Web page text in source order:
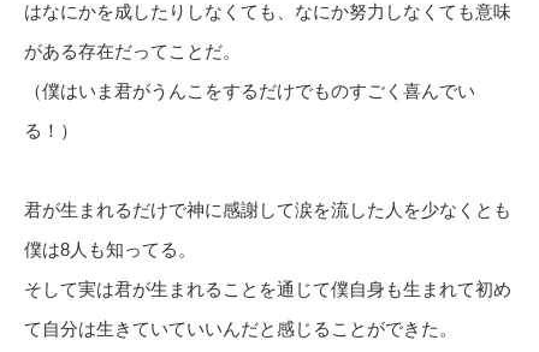
はなにかを成したりしなくても、なにか努力しなくても意味
がある存在だってことだ。
（僕はいま君がうんこをするだけでものすごく喜んでい
る！）
君が生まれるだけで神に感謝して涙を流した人を少なくとも
僕は8人も知ってる。
そして実は君が生まれることを通じて僕自身も生まれて初め
て自分は生きていていいんだと感じることができた。